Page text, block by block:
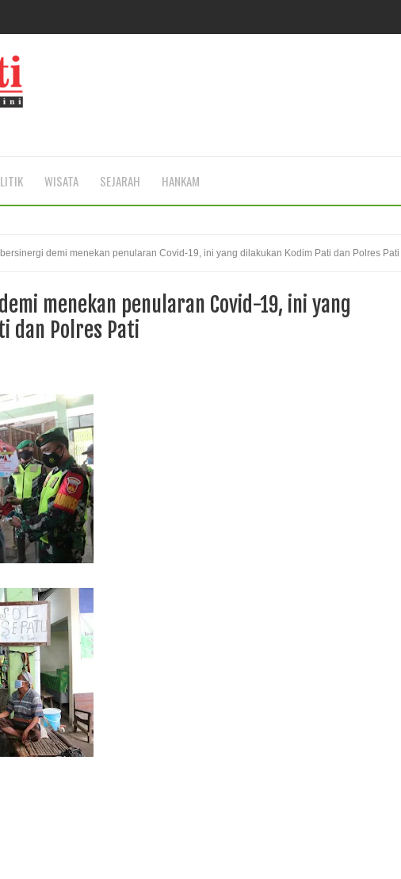
WISATA SEJARAH HANKAM
demi menekan penularan Covid-19, ini yang dilakukan Kodim Pati dan Polres Pati
menekan penularan Covid-19, ini yang
dan Polres Pati